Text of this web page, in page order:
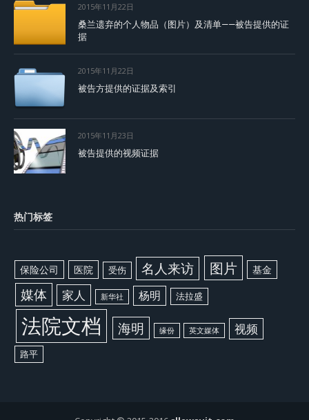
2015年11月22日
桑兰遗弃的个人物品（图片）及清单——被告提供的证
据
2015年11月22日
被告方提供的证据及索引
2015年11月23日
被告提供的视频证据
热门标签
保险公司 医院 受伤 名人来访 图片 基金
媒体 家人 新华社 杨明 法拉盛
法院文档 海明 缘份 英文媒体 视频
路平